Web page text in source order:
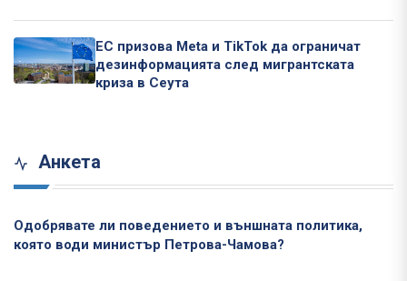
ЕС призова Meta и TikTok да ограничат
дезинформацията след мигрантската
криза в Сеута
Анкета
Одобрявате ли поведението и външната политика,
която води министър Петрова-Чамова?